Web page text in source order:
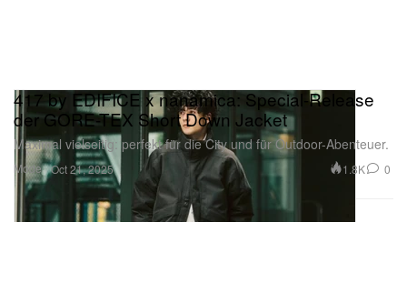
Mode
417 by EDIFICE x nanamica: Special-Release
der GORE-TEX Short Down Jacket
Maximal vielseitig: perfekt für die City und für Outdoor-Abenteuer.
Oct 21, 2025 1.8K 0